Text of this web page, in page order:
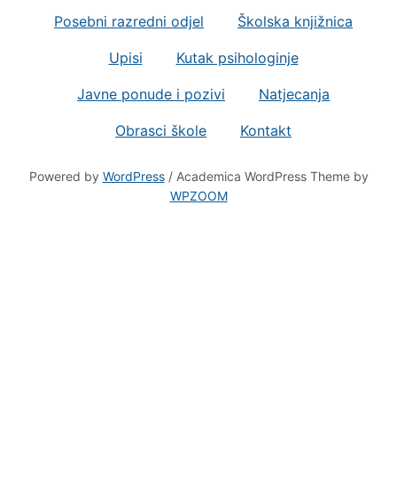
Posebni razredni odjel Školska knjižnica
Upisi Kutak psihologinje
Javne ponude i pozivi Natjecanja
Obrasci škole Kontakt
Powered by WordPress/ Academica WordPress Theme by
WPZOOM